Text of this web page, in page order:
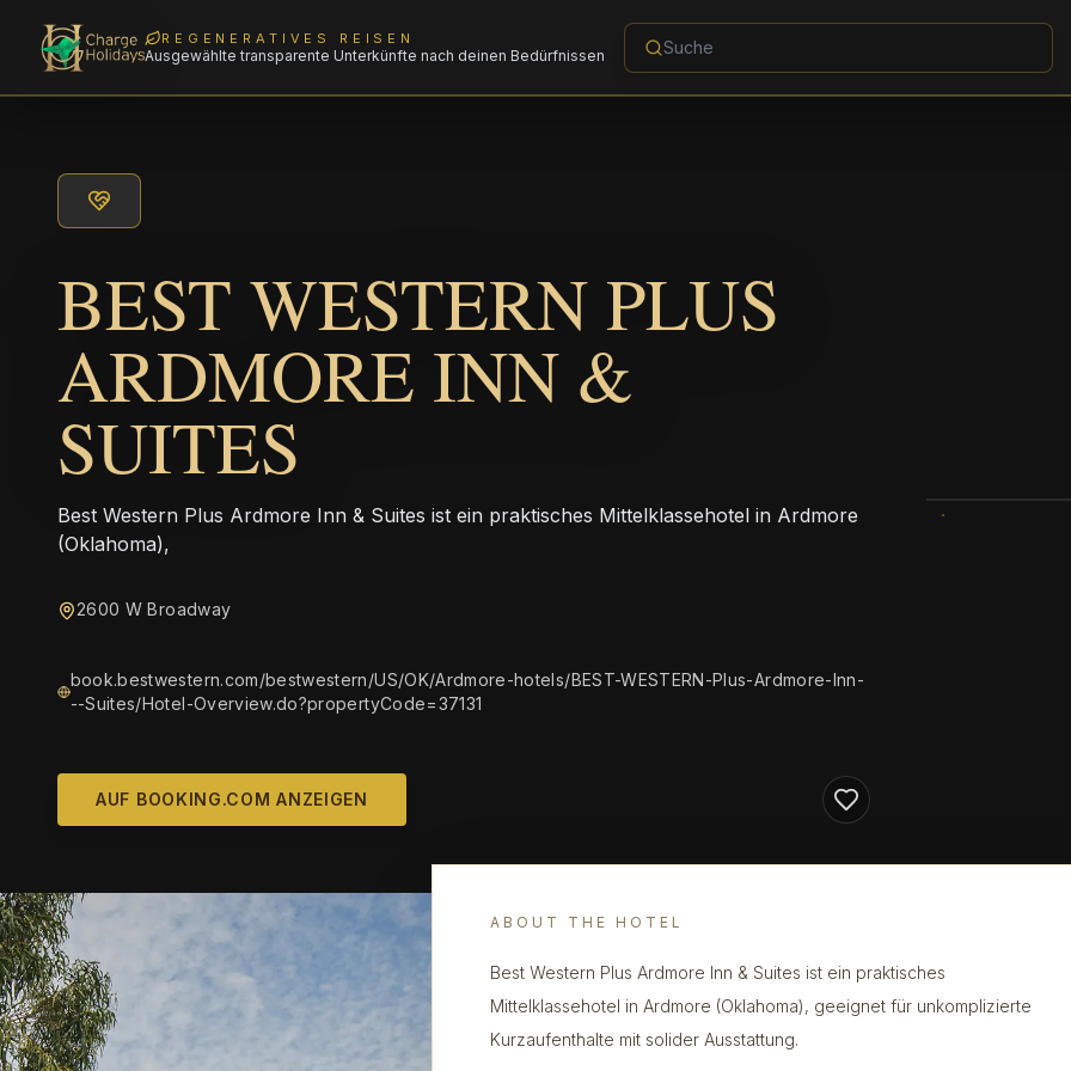
REGENERATIVES REISEN
Ausgewählte transparente Unterkünfte nach deinen Bedürfnissen
BEST WESTERN PLUS
ARDMORE INN &
SUITES
Best Western Plus Ardmore Inn & Suites ist ein praktisches Mittelklassehotel in Ardmore
(Oklahoma),
2600 W Broadway
book.bestwestern.com/bestwestern/US/OK/Ardmore-hotels/BEST-WESTERN-Plus-Ardmore-Inn-
--Suites/Hotel-Overview.do?propertyCode=37131
AUF BOOKING.COM ANZEIGEN
ABOUT THE HOTEL
Best Western Plus Ardmore Inn & Suites ist ein praktisches
Mittelklassehotel in Ardmore (Oklahoma), geeignet für unkomplizierte
Kurzaufenthalte mit solider Ausstattung.